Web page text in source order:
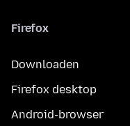
Firefox
Downloaden
Firefox desktop
Android-browser